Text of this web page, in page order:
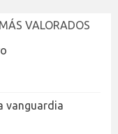
VALORADOS
vanguardia